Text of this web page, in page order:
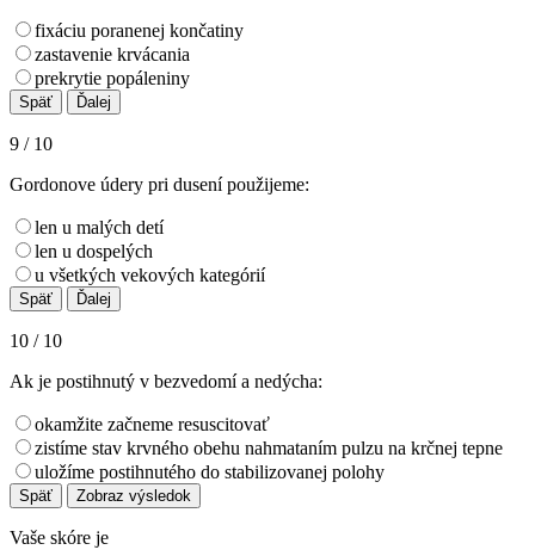
fixáciu poranenej končatiny
zastavenie krvácania
prekrytie popáleniny
9 / 10
Gordonove údery pri dusení použijeme:
len u malých detí
len u dospelých
u všetkých vekových kategórií
10 / 10
Ak je postihnutý v bezvedomí a nedýcha:
okamžite začneme resuscitovať
zistíme stav krvného obehu nahmataním pulzu na krčnej tepne
uložíme postihnutého do stabilizovanej polohy
Vaše skóre je